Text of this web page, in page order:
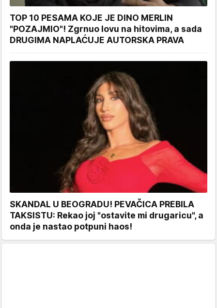
TOP 10 PESAMA KOJE JE DINO MERLIN
"POZAJMIO"! Zgrnuo lovu na hitovima, a sada
DRUGIMA NAPLAĆUJE AUTORSKA PRAVA
SKANDAL U BEOGRADU! PEVAČICA PREBILA
TAKSISTU: Rekao joj "ostavite mi drugaricu", a
onda je nastao potpuni haos!